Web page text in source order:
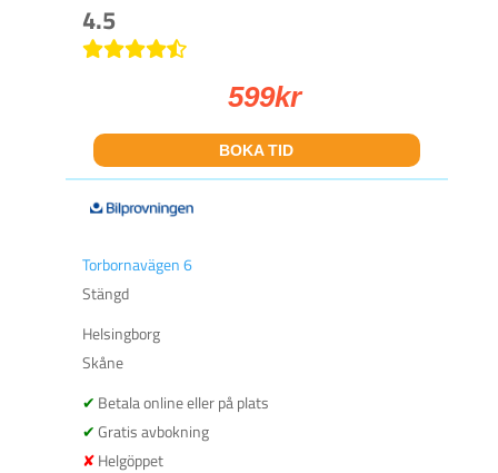
4.5
599kr
BOKA TID
Torbornavägen 6
Stängd
Helsingborg
Skåne
Betala online eller på plats
Gratis avbokning
Helgöppet